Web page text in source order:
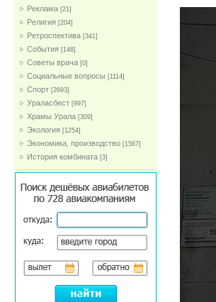
Реклама [21]
Религия [204]
Ретроспектива [341]
События [148]
Советы врача [0]
Социальные вопросы [1114]
Спорт [2693]
Ураласбест [997]
Храмы Урала [309]
Экология [1254]
Экономика, производство [1567]
История комбината [3]